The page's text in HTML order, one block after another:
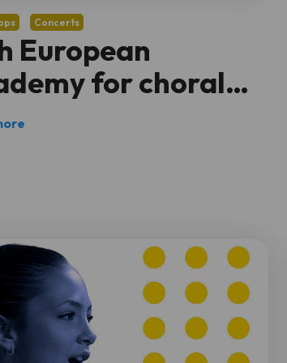
European
for choral
Concerts